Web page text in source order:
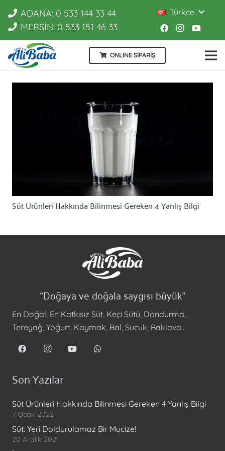
ADANA: 0 533 144 33 44
MERSİN: 0 533 151 46 33
Türkçe
ONLINE SİPARİŞ
Süt Ürünleri Hakkında Bilinmesi Gereken 4 Yanlış Bilgi
“Doğaya ve doğala saygısı büyük”
En Doğal, En Katkısız Süt, Keçi Sütü, Dondurma,
Tereyağ, Yoğurt, Kaymak, Bal, Sucuk, Baklava…
Son Yazılar
Süt Ürünleri Hakkında Bilinmesi Gereken 4 Yanlış Bilgi
7 Ocak 2022
Süt: Yeri Doldurulamaz Bir Mucize!
20 Aralık 2021